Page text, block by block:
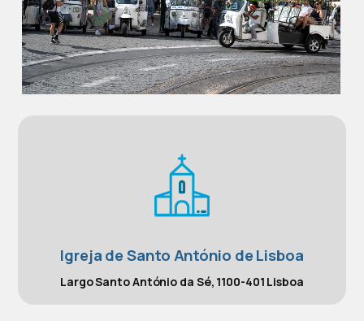
Igreja de Santo António de Lisboa
Largo Santo António da Sé, 1100-401 Lisboa